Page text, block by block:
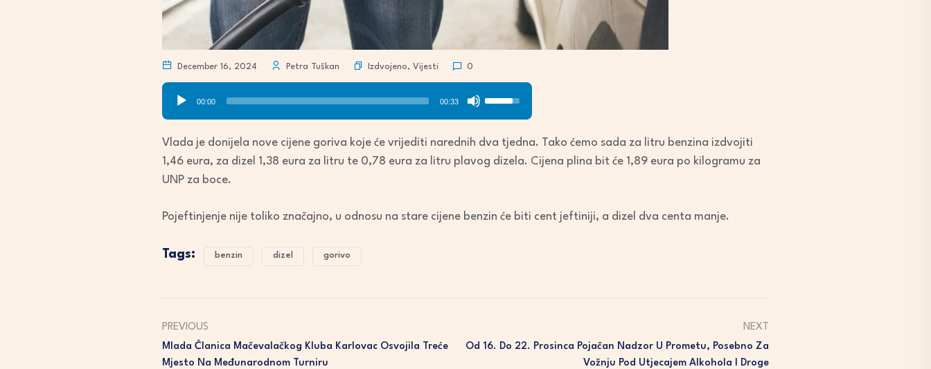
December 16, 2024 Petra Tuškan Izdvojeno, Vijesti 0
Audio
Player
00:00 00:33
Use
Up/Down
keys
to
Vlada je donijela nove cijene goriva koje će vrijediti narednih dva tjedna. Tako ćemo sada za litru benzina izdvojiti
1,46 eura, za dizel 1,38 eura za litru te 0,78 eura za litru plavog dizela. Cijena plina bit će 1,89 eura po kilogramu za
UNP za boce.
Pojeftinjenje nije toliko značajno, u odnosu na stare cijene benzin će biti cent jeftiniji, a dizel dva centa manje.
Tags: benzin dizel gorivo
PREVIOUS
Mlada Članica Mačevalačkog Kluba Karlovac Osvojila Treće
Mjesto Na Međunarodnom Turniru
NEXT
Od 16. Do 22. Prosinca Pojačan Nadzor U Prometu, Posebno Za
Vožnju Pod Utjecajem Alkohola I Droge